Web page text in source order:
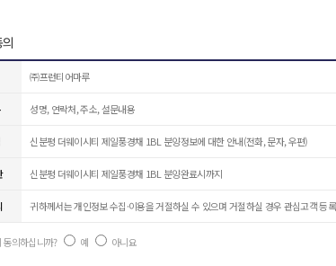
㈜프런티어마루
성명, 연락처, 주소, 설문내용
신분평 더웨이시티 제일풍경채 1BL 분양정보에 대한 안내(전화, 문자, 우편)
신분평 더웨이시티 제일풍경채 1BL 분양완료시까지
귀하께서는 개인정보 수집·이용을 거절하실 수 있으며 거절하실 경우 관심고객 등
의하십니까? 예 아니요